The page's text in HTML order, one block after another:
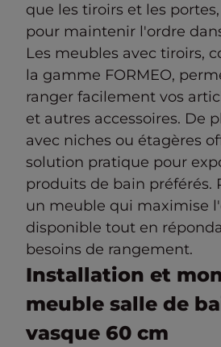
que les tiroirs et les
pour maintenir l'ordre
Les meubles avec tiroirs,
la gamme FORMEO,
ranger facilement vos
et autres accessoires. De
avec niches ou étagères
solution pratique pour
produits de bain préférés.
un meuble qui maximise
disponible tout en
besoins de rangement.
Installation et
meuble salle de
vasque 60 cm